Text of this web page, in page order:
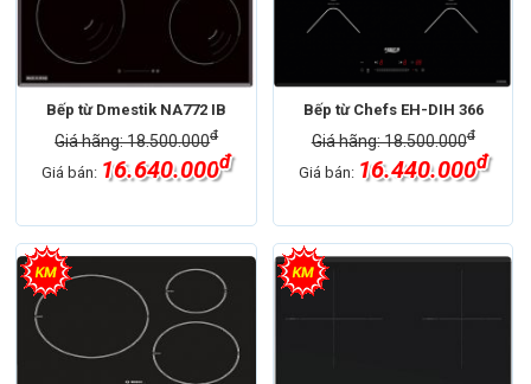
Bếp từ Dmestik NA772 IB
Giá hãng: 18.500.000đ
Giá bán: 16.640.000đ
Bếp từ Chefs EH-DIH 366
Giá hãng: 18.500.000đ
Giá bán: 16.440.000đ